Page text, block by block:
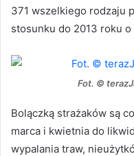
371 wszelkiego rodzaju
stosunku do 2013 roku o
Fot. ©
Bolączką strażaków są
marca i kwietnia do
wypalania traw,